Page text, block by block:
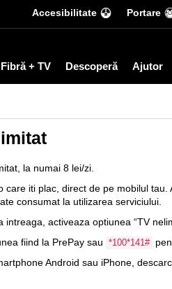
Accesibilitate Portare
Fibră + TV Descoperă Ajutor
la numai 8 lei/zi.
care iti plac, direct de pe mobilul
consumat la utilizarea serviciului.
activeaza optiunea “TV
fiind la PrePay sau *100*141#
Android sau iPhone,